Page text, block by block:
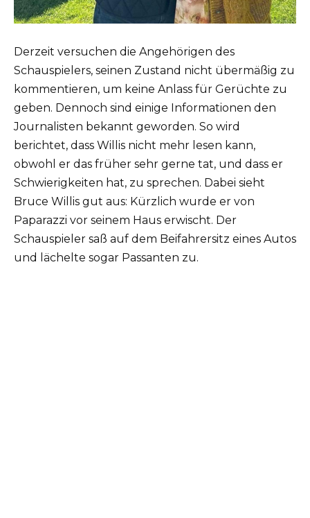
Derzeit versuchen die Angehörigen des
Schauspielers, seinen Zustand nicht übermäßig zu
kommentieren, um keine Anlass für Gerüchte zu
geben. Dennoch sind einige Informationen den
Journalisten bekannt geworden. So wird
berichtet, dass Willis nicht mehr lesen kann,
obwohl er das früher sehr gerne tat, und dass er
Schwierigkeiten hat, zu sprechen. Dabei sieht
Bruce Willis gut aus: Kürzlich wurde er von
Paparazzi vor seinem Haus erwischt. Der
Schauspieler saß auf dem Beifahrersitz eines Autos
und lächelte sogar Passanten zu.